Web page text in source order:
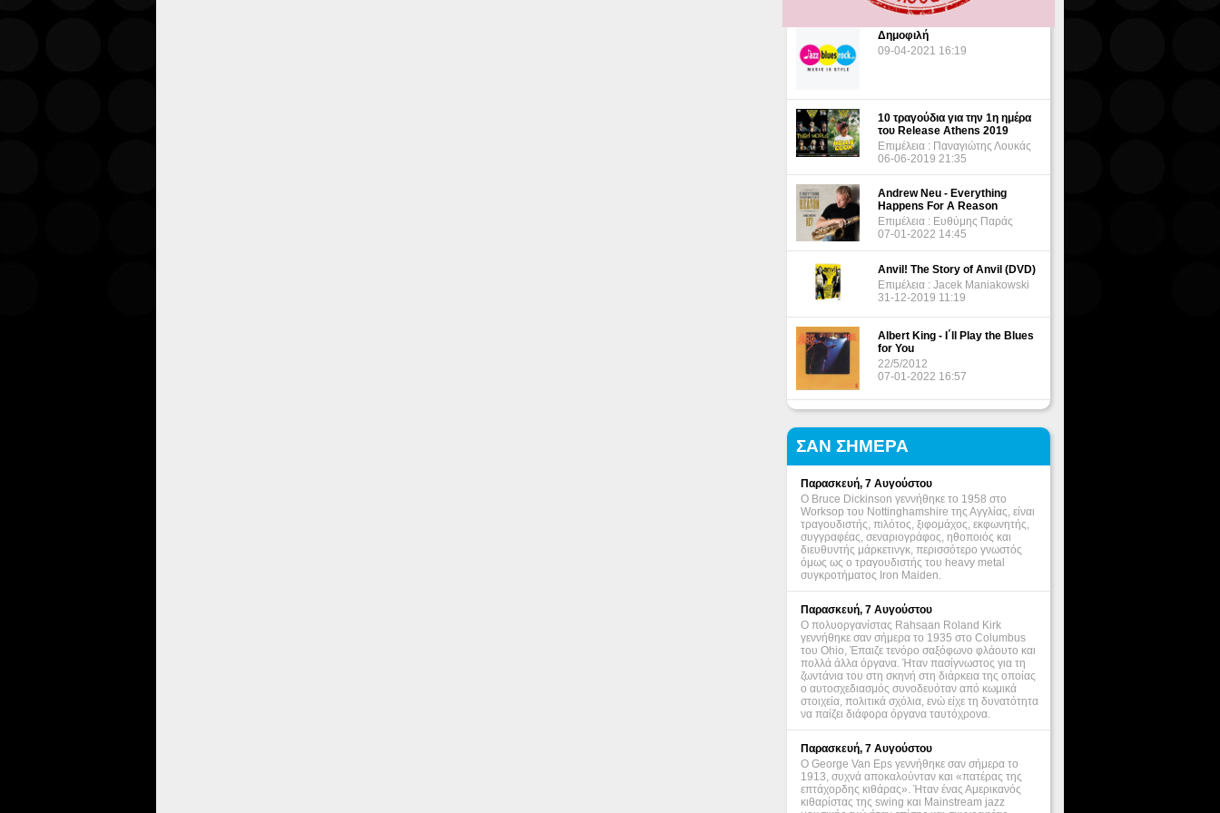
Δημοφιλή
09-04-2021 16:19
10 τραγούδια για την 1η ημέρα
του Release Athens 2019
Επιμέλεια : Παναγιώτης Λουκάς
06-06-2019 21:35
Andrew Neu - Everything
Happens For A Reason
Επιμέλεια : Ευθύμης Παράς
07-01-2022 14:45
Anvil! The Story of Anvil (DVD)
Επιμέλεια : Jacek Maniakowski
31-12-2019 11:19
Albert King - I΄ll Play the Blues
for You
22/5/2012
07-01-2022 16:57
ΣΑΝ ΣΗΜΕΡΑ
Παρασκευή, 7 Αυγούστου
Ο Bruce Dickinson γεννήθηκε το 1958 στο
Worksop του Nottinghamshire της Αγγλίας, είναι
τραγουδιστής, πιλότος, ξιφομάχος, εκφωνητής,
συγγραφέας, σεναριογράφος, ηθοποιός και
διευθυντής μάρκετινγκ, περισσότερο γνωστός
όμως ως ο τραγουδιστής του heavy metal
συγκροτήματος Iron Maiden.
Παρασκευή, 7 Αυγούστου
Ο πολυοργανίστας Rahsaan Roland Kirk
γεννήθηκε σαν σήμερα το 1935 στο Columbus
του Ohio, Έπαιζε τενόρο σαξόφωνο φλάουτο και
πολλά άλλα όργανα. Ήταν πασίγνωστος για τη
ζωντάνια του στη σκηνή στη διάρκεια της οποίας
ο αυτοσχεδιασμός συνοδευόταν από κωμικά
στοιχεία, πολιτικά σχόλια, ενώ είχε τη δυνατότητα
να παίζει διάφορα όργανα ταυτόχρονα.
Παρασκευή, 7 Αυγούστου
Ο George Van Eps γεννήθηκε σαν σήμερα το
1913, συχνά αποκαλούνταν και «πατέρας της
επτάχορδης κιθάρας». Ήταν ένας Αμερικανός
κιθαρίστας της swing και Mainstream jazz